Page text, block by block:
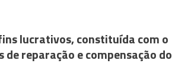
lucrativos, constituída com o
reparação e compensação